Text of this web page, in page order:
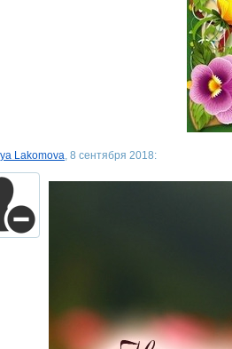
Lakomova, 8 сентября 2018: